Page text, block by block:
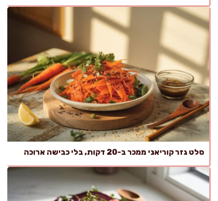
סלט גזר קוריאני ממכר ב-20 דקות, בלי כבישה ארוכה